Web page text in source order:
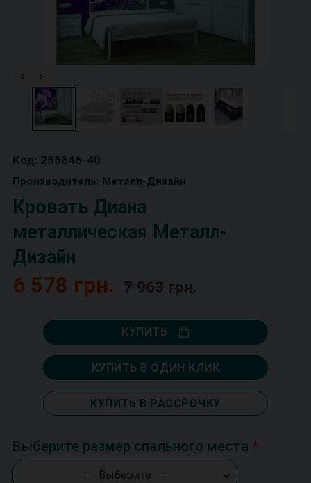
Код: 255646-40
Производитель: Металл-Дизайн
Кровать Диана
металлическая Металл-
Дизайн
6 578 грн. 7 963 грн.
КУПИТЬ
КУПИТЬ В ОДИН КЛИК
КУПИТЬ В РАССРОЧКУ
Выберите размер спального места
--- Выберите ---